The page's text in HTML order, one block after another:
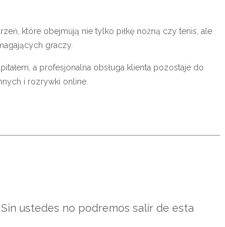
które obejmują nie tylko piłkę nożną czy tenis, ale
graczy.
a profesjonalna obsługa klienta pozostaje do
i rozrywki online.
ustedes no podremos salir de esta